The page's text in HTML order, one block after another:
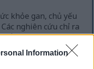
Information
khỏe gan, chủ yếu
nghiên cứu chỉ ra
thể cải thiện kết quả
gan. Tình trạng
gan. BCAAs